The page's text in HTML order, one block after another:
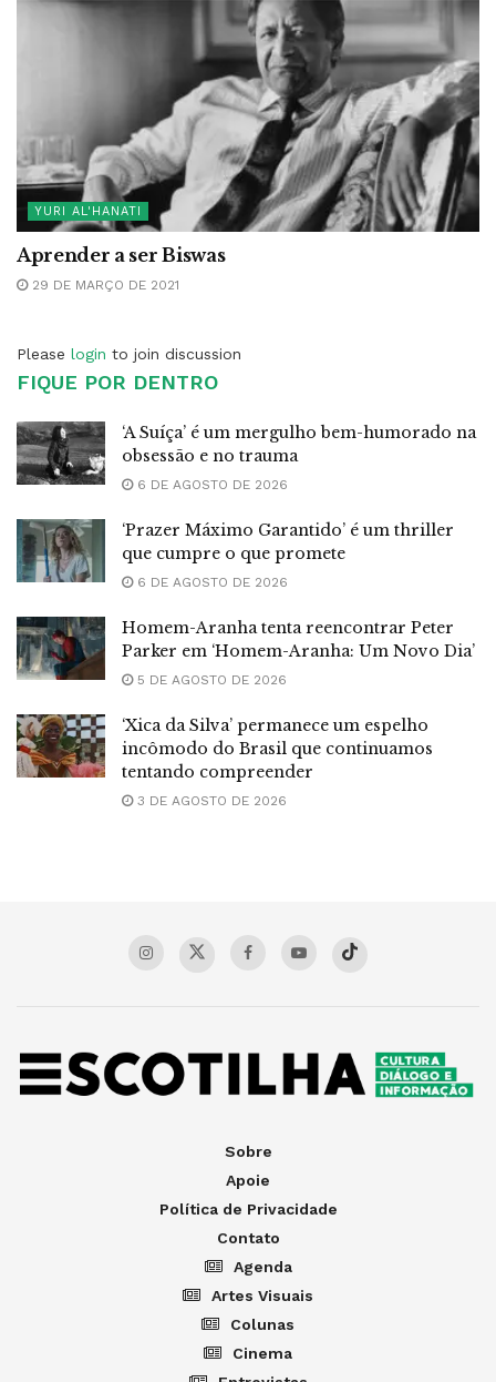
YURI AL'HANATI
Aprender a ser Biswas
29 DE MARÇO DE 2021
Please login to join discussion
FIQUE POR DENTRO
‘A Suíça’ é um mergulho bem-humorado na
obsessão e no trauma
6 DE AGOSTO DE 2026
‘Prazer Máximo Garantido’ é um thriller
que cumpre o que promete
6 DE AGOSTO DE 2026
Homem-Aranha tenta reencontrar Peter
Parker em ‘Homem-Aranha: Um Novo Dia’
5 DE AGOSTO DE 2026
‘Xica da Silva’ permanece um espelho
incômodo do Brasil que continuamos
tentando compreender
3 DE AGOSTO DE 2026
Sobre
Apoie
Política de Privacidade
Contato
Agenda
Artes Visuais
Colunas
Cinema